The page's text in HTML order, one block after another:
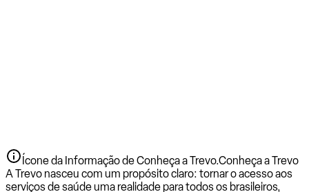
Ícone da Informação de Conheça a Trevo.Conheça a Trevo
A Trevo nasceu com um propósito claro: tornar o acesso aos
serviços de saúde uma realidade para todos os brasileiros,